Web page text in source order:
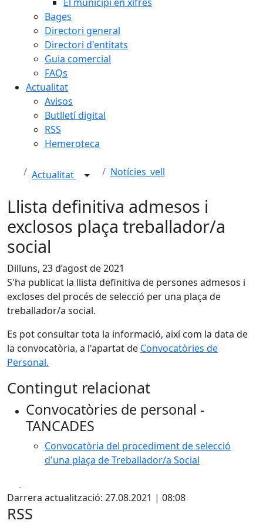
Bages
Directori general
Directori d'entitats
Guia comercial
FAQs
Actualitat
Avisos
Butlletí digital
RSS
Hemeroteca
Actualitat Notícies_vell
Llista definitiva admesos i
exclosos plaça treballador/a
social
Dilluns, 23 d’agost de 2021
S'ha publicat la llista definitiva de persones admesos i
excloses del procés de selecció per una plaça de
treballador/a social.
Es pot consultar tota la informació, així com la data de
la convocatòria, a l'apartat de Convocatòries de
Personal.
Contingut relacionat
Convocatòries de personal -
TANCADES
Convocatòria del procediment de selecció
d'una plaça de Treballador/a Social
Darrera actualització: 27.08.2021 | 08:08
RSS